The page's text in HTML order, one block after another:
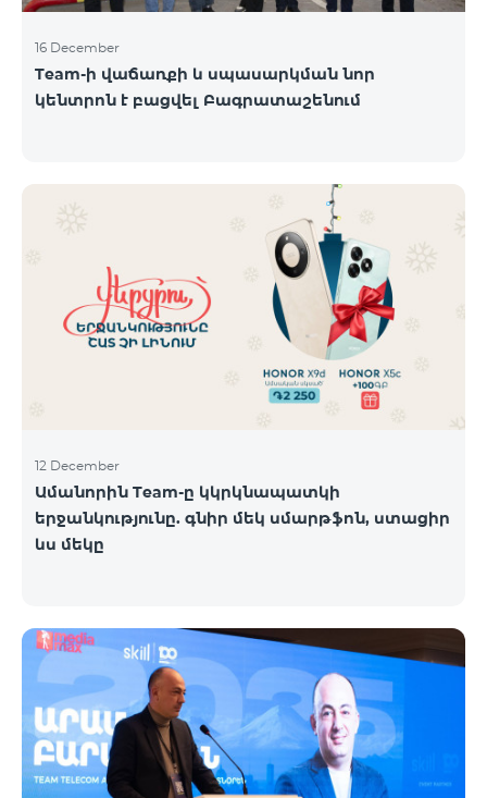
16 December
Team-ի վաճառքի և սպասարկման նոր
կենտրոն է բացվել Բագրատաշենում
12 December
Ամանորին Team-ը կկրկնապատկի
երջանկությունը. գնիր մեկ սմարթֆոն, ստացիր
ևս մեկը